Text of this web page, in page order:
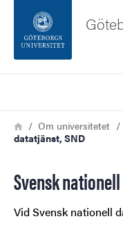
Sidfoten
Om webbplatsen
Länkstig
HemOm universitetet
datatjänst, SND
Svensk
Vid Svensk nationell